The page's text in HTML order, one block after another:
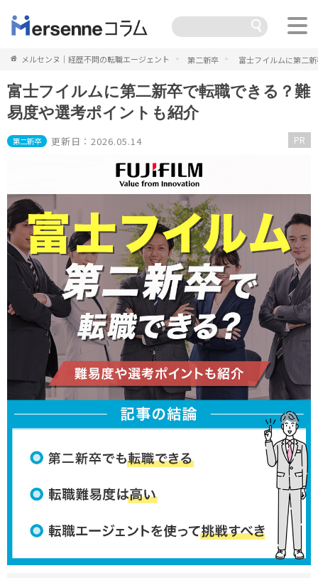
メルセンヌ｜経歴不問の転職エージェント 第二新卒 富士フイルムに第二
富士フイルムに第二新卒で転職できる？難
易度や選考ポイントも紹介
第二新卒 更新日：2026.05.14 PR